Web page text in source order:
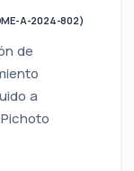
A-2024-802)
de
a